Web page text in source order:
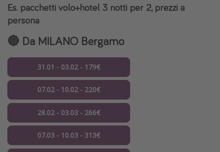
Es. pacchetti volo+hotel 3 notti per 2, prezzi a
persona
🔴 Da MILANO Bergamo
31.01 - 03.02 - 179€
07.02 - 10.02 - 220€
28.02 - 03.03 - 266€
07.03 - 10.03 - 313€